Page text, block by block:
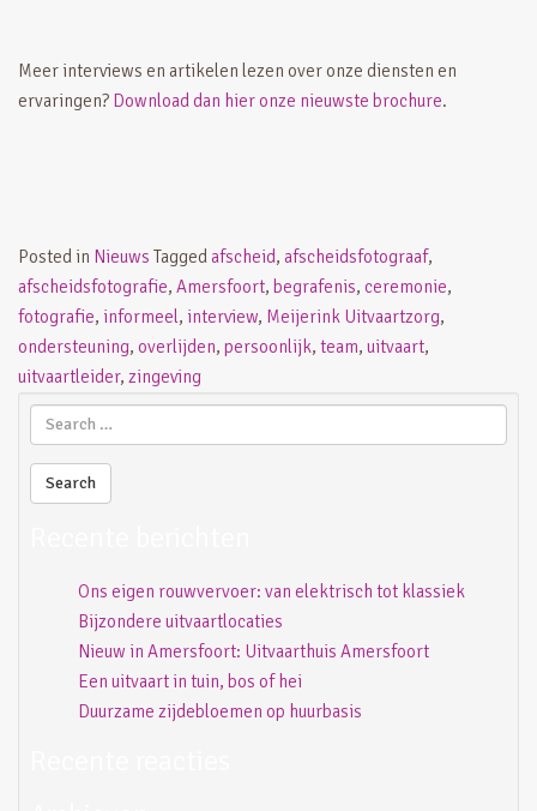
Meer interviews en artikelen lezen over onze diensten en
ervaringen? Download dan hier onze nieuwste brochure.
Posted in Nieuws Taggedafscheid, afscheidsfotograaf,
afscheidsfotografie, Amersfoort, begrafenis, ceremonie,
fotografie, informeel, interview, Meijerink Uitvaartzorg,
ondersteuning, overlijden, persoonlijk, team, uitvaart,
uitvaartleider, zingeving
Ons eigen rouwvervoer: van elektrisch tot klassiek
Bijzondere uitvaartlocaties
Nieuw in Amersfoort: Uitvaarthuis Amersfoort
Een uitvaart in tuin, bos of hei
Duurzame zijdebloemen op huurbasis